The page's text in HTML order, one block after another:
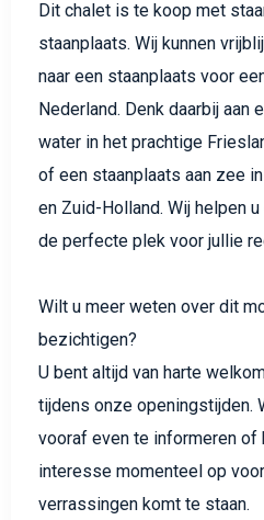
Dit chalet is te koop met
staanplaats. Wij kunnen
naar een staanplaats voor
Nederland. Denk daarbij aan
water in het prachtige
of een staanplaats aan zee
en Zuid-Holland. Wij helpen
de perfecte plek voor jullie
Wilt u meer weten over dit
bezichtigen?
U bent altijd van harte
tijdens onze openingstijden.
vooraf even te informeren of
interesse momenteel op
verrassingen komt te staan.